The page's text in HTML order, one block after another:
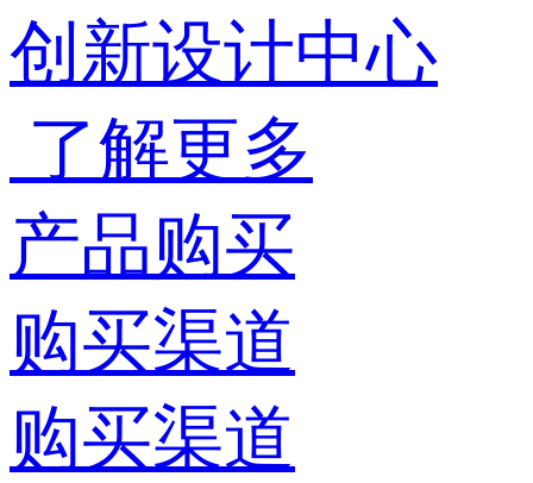
创新设计中心
了解更多
产品购买
购买渠道
购买渠道